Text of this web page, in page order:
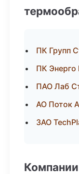
ПК Групп
ПК
ПАО Лаб
АО Поток
ЗАО